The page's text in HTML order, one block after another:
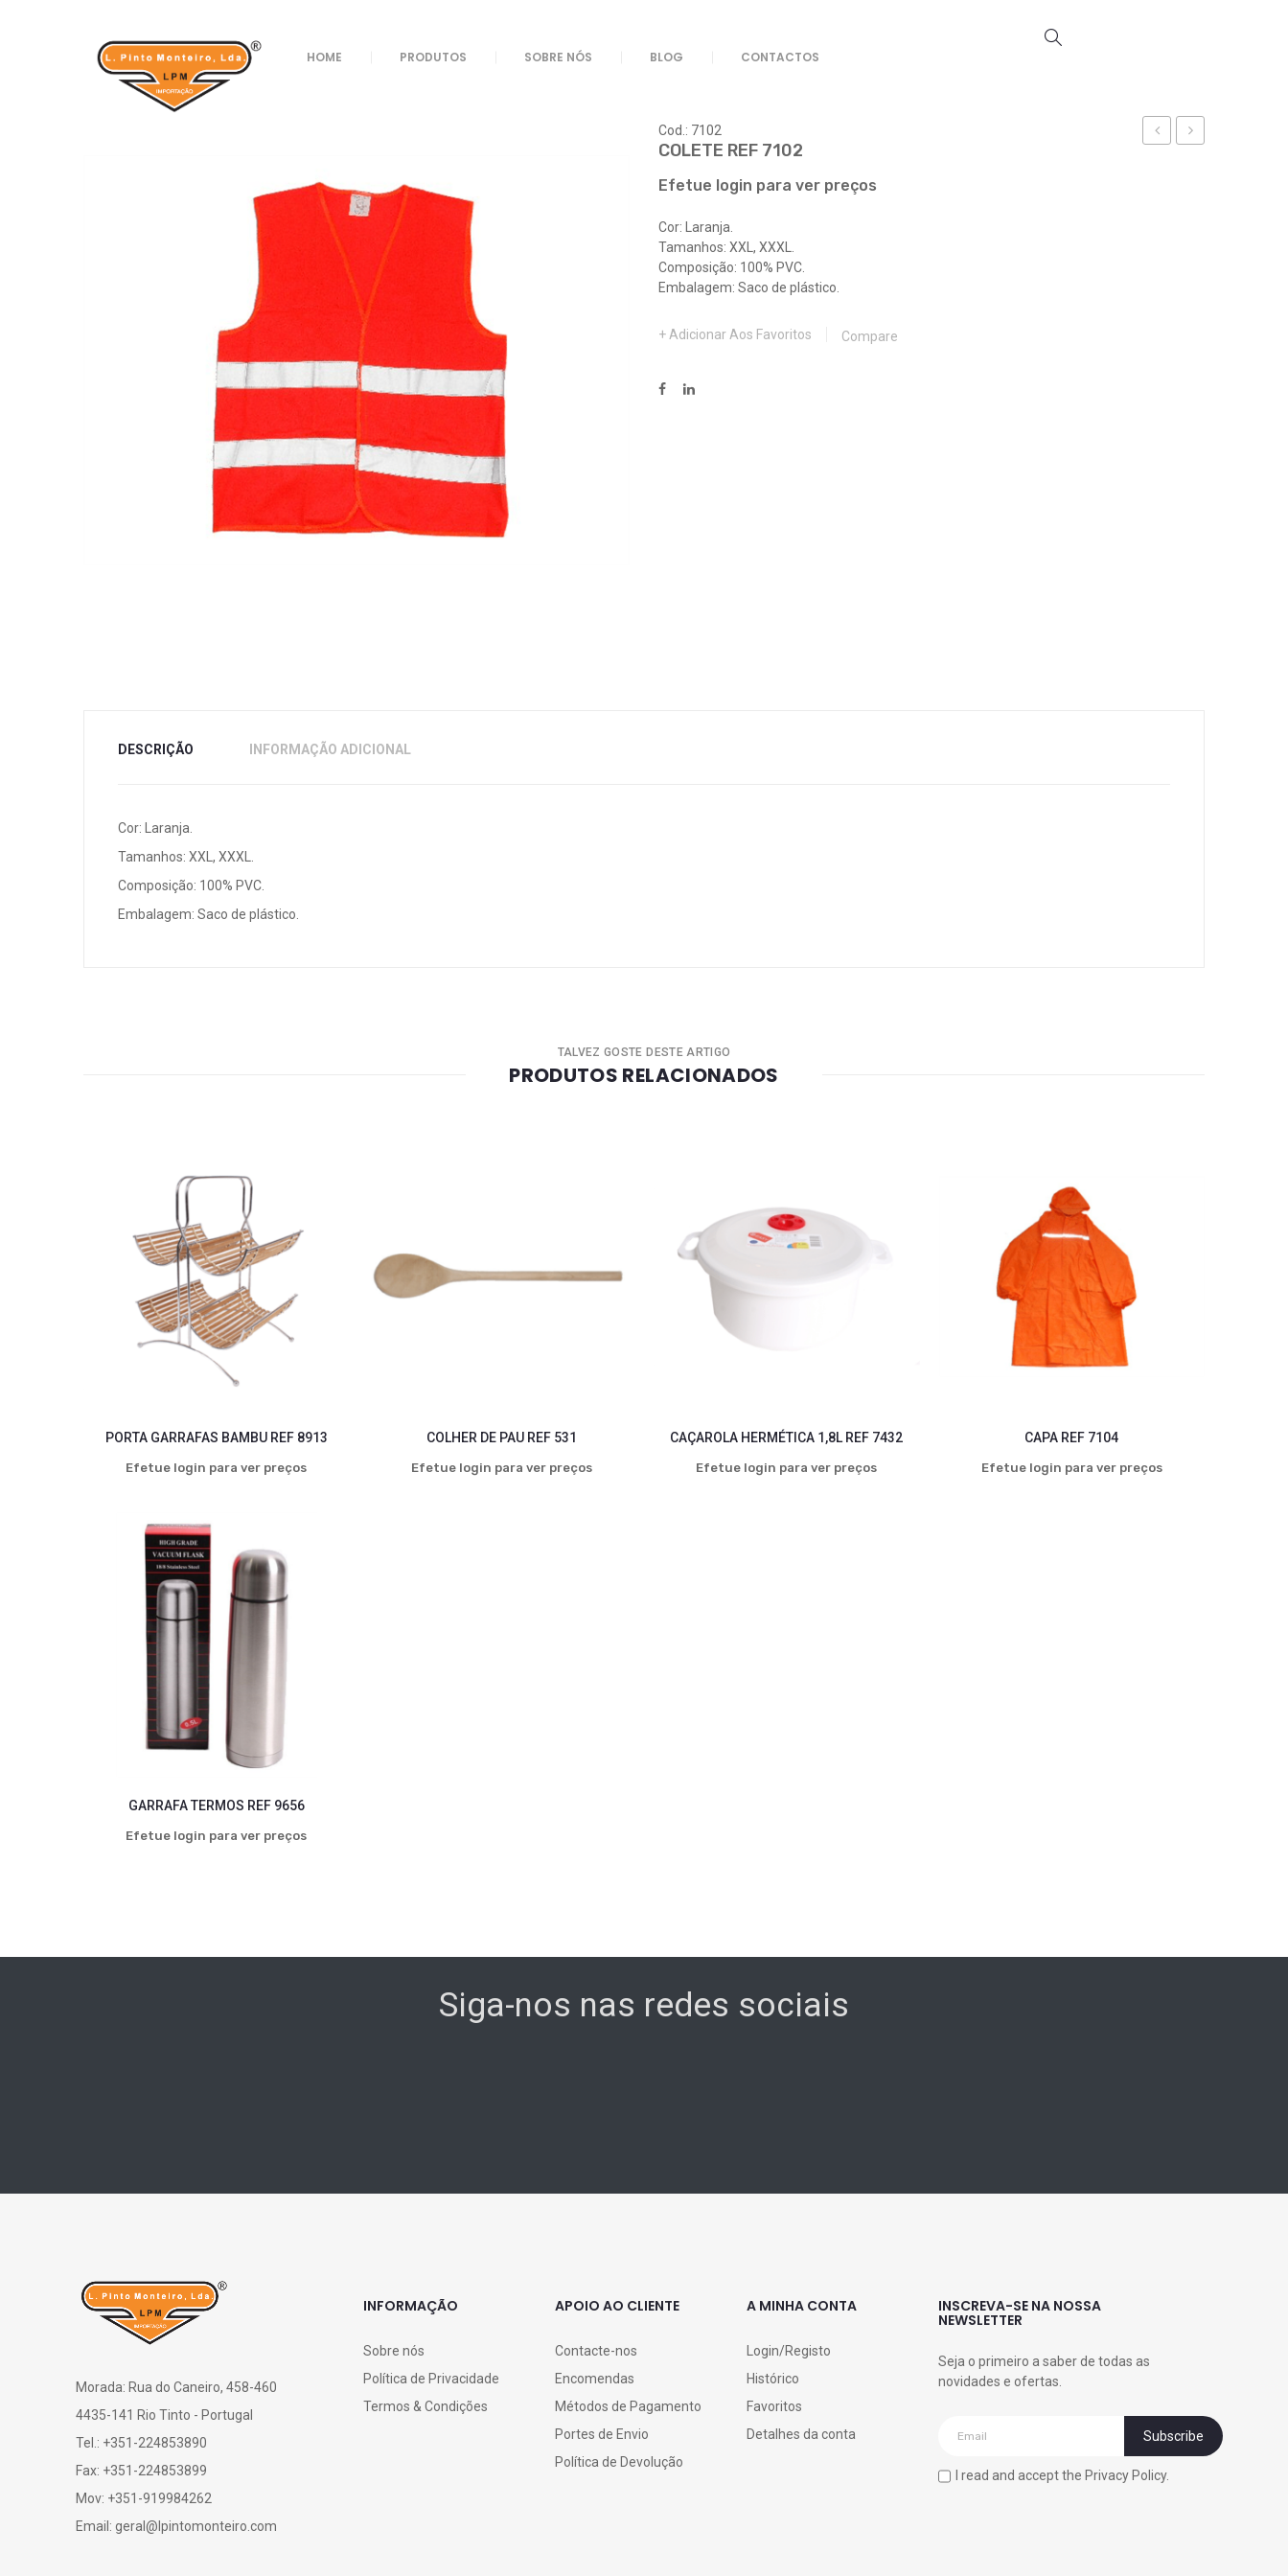
HOME PRODUTOS SOBRE NÓS BLOG CONTACTOS
Loja /Utilidades /Trabalho
Cod.: 7102
COLETE REF 7102
Efetue login para ver preços
Cor: Laranja.
Tamanhos: XXL, XXXL.
Composição: 100% PVC.
Embalagem: Saco de plástico.
Adicionar Aos Favoritos Compare
DESCRIÇÃO INFORMAÇÃO ADICIONAL
Cor: Laranja.
Tamanhos: XXL, XXXL.
Composição: 100% PVC.
Embalagem: Saco de plástico.
TALVEZ GOSTE DESTE ARTIGO
PRODUTOS RELACIONADOS
PORTA GARRAFAS BAMBU REF 8913
Efetue login para ver preços
COLHER DE PAU REF 531
Efetue login para ver preços
CAÇAROLA HERMÉTICA 1,8L REF 7432
Efetue login para ver preços
CAPA REF 7104
Efetue login para ver preços
GARRAFA TERMOS REF 9656
Efetue login para ver preços
Siga-nos nas redes sociais
Morada: Rua do Caneiro, 458-460
4435-141 Rio Tinto - Portugal
Tel.: +351-224853890
Fax: +351-224853899
Mov: +351-919984262
Email: geral@lpintomonteiro.com
INFORMAÇÃO
Sobre nós
Política de Privacidade
Termos & Condições
APOIO AO CLIENTE
Contacte-nos
Encomendas
Métodos de Pagamento
Portes de Envio
Política de Devolução
A MINHA CONTA
Login/Registo
Histórico
Favoritos
Detalhes da conta
INSCREVA-SE NA NOSSA
NEWSLETTER
Seja o primeiro a saber de todas as
novidades e ofertas.
I read and accept the Privacy Policy.